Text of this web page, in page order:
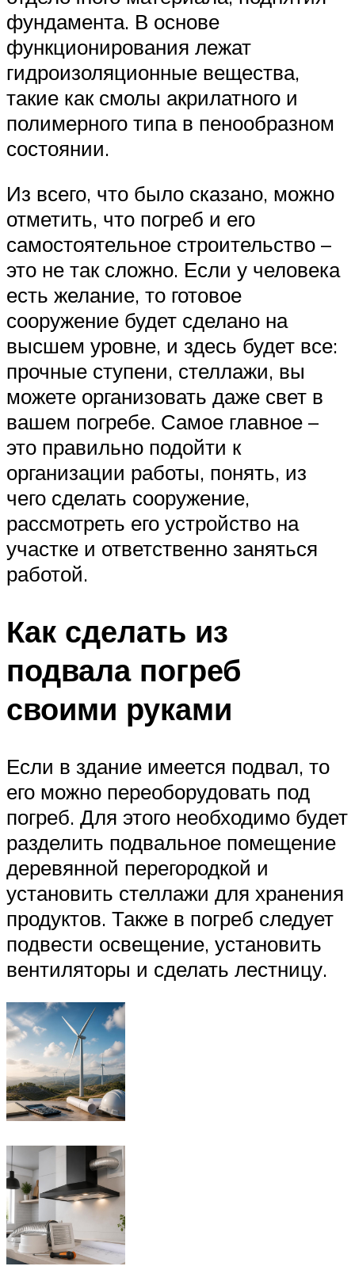
фундамента. В основе
функционирования лежат
гидроизоляционные вещества,
такие как смолы акрилатного и
полимерного типа в пенообразном
состоянии.
Из всего, что было сказано, можно
отметить, что погреб и его
самостоятельное строительство –
это не так сложно. Если у человека
есть желание, то готовое
сооружение будет сделано на
высшем уровне, и здесь будет все:
прочные ступени, стеллажи, вы
можете организовать даже свет в
вашем погребе. Самое главное –
это правильно подойти к
организации работы, понять, из
чего сделать сооружение,
рассмотреть его устройство на
участке и ответственно заняться
работой.
Как сделать из
подвала погреб
своими руками
Если в здание имеется подвал, то
его можно переоборудовать под
погреб. Для этого необходимо будет
разделить подвальное помещение
деревянной перегородкой и
установить стеллажи для хранения
продуктов. Также в погреб следует
подвести освещение, установить
вентиляторы и сделать лестницу.